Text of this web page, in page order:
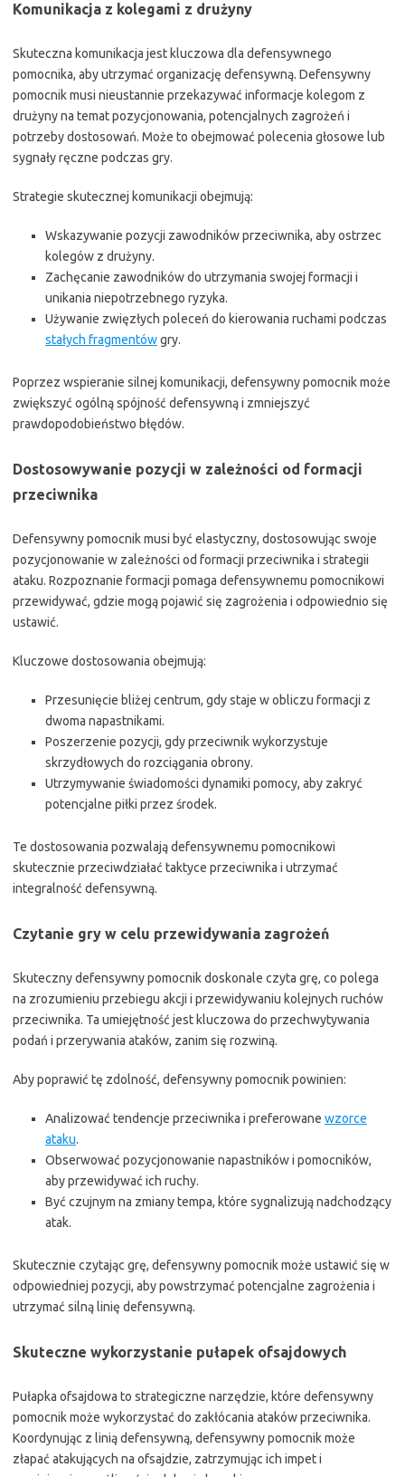
Komunikacja z kolegami z drużyny
Skuteczna komunikacja jest kluczowa dla defensywnego
pomocnika, aby utrzymać organizację defensywną. Defensywny
pomocnik musi nieustannie przekazywać informacje kolegom z
drużyny na temat pozycjonowania, potencjalnych zagrożeń i
potrzeby dostosowań. Może to obejmować polecenia głosowe lub
sygnały ręczne podczas gry.
Strategie skutecznej komunikacji obejmują:
Wskazywanie pozycji zawodników przeciwnika, aby ostrzec
kolegów z drużyny.
Zachęcanie zawodników do utrzymania swojej formacji i
unikania niepotrzebnego ryzyka.
Używanie zwięzłych poleceń do kierowania ruchami podczas
stałych fragmentówgry.
Poprzez wspieranie silnej komunikacji, defensywny pomocnik może
zwiększyć ogólną spójność defensywną i zmniejszyć
prawdopodobieństwo błędów.
Dostosowywanie pozycji w zależności od formacji
przeciwnika
Defensywny pomocnik musi być elastyczny, dostosowując swoje
pozycjonowanie w zależności od formacji przeciwnika i strategii
ataku. Rozpoznanie formacji pomaga defensywnemu pomocnikowi
przewidywać, gdzie mogą pojawić się zagrożenia i odpowiednio się
ustawić.
Kluczowe dostosowania obejmują:
Przesunięcie bliżej centrum, gdy staje w obliczu formacji z
dwoma napastnikami.
Poszerzenie pozycji, gdy przeciwnik wykorzystuje
skrzydłowych do rozciągania obrony.
Utrzymywanie świadomości dynamiki pomocy, aby zakryć
potencjalne piłki przez środek.
Te dostosowania pozwalają defensywnemu pomocnikowi
skutecznie przeciwdziałać taktyce przeciwnika i utrzymać
integralność defensywną.
Czytanie gry w celu przewidywania zagrożeń
Skuteczny defensywny pomocnik doskonale czyta grę, co polega
na zrozumieniu przebiegu akcji i przewidywaniu kolejnych ruchów
przeciwnika. Ta umiejętność jest kluczowa do przechwytywania
podań i przerywania ataków, zanim się rozwiną.
Aby poprawić tę zdolność, defensywny pomocnik powinien:
Analizować tendencje przeciwnika i preferowane wzorce
ataku.
Obserwować pozycjonowanie napastników i pomocników,
aby przewidywać ich ruchy.
Być czujnym na zmiany tempa, które sygnalizują nadchodzący
atak.
Skutecznie czytając grę, defensywny pomocnik może ustawić się w
odpowiedniej pozycji, aby powstrzymać potencjalne zagrożenia i
utrzymać silną linię defensywną.
Skuteczne wykorzystanie pułapek ofsajdowych
Pułapka ofsajdowa to strategiczne narzędzie, które defensywny
pomocnik może wykorzystać do zakłócania ataków przeciwnika.
Koordynując z linią defensywną, defensywny pomocnik może
złapać atakujących na ofsajdzie, zatrzymując ich impet i